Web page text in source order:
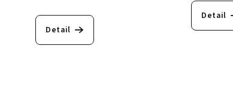
Detail
Detail